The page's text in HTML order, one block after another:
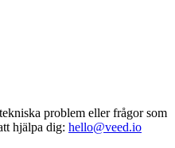
problem eller frågor som
hjälpa dig: hello@veed.io